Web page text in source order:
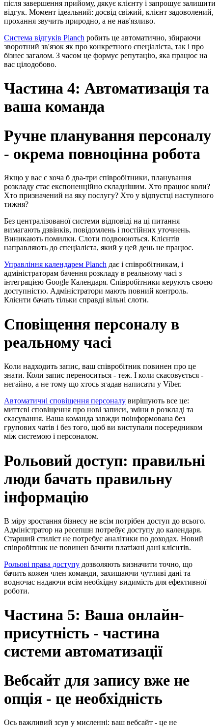
після завершення прийому, дякує клієнту і запрошує залишити
відгук. Момент ідеальний: досвід свіжий, клієнт задоволений,
прохання звучить природно, а не нав'язливо.
Система відгуків Planch робить це автоматично, збираючи
зворотний зв'язок як про конкретного спеціаліста, так і про
бізнес загалом. З часом це формує репутацію, яка працює на
вас цілодобово.
Частина 4: Автоматизація та
ваша команда
Ручне планування персоналу
- окрема повноцінна робота
Якщо у вас є хоча б два-три співробітники, планування
розкладу стає експоненційно складнішим. Хто працює коли?
Хто призначений на яку послугу? Хто у відпустці наступного
тижня?
Без централізованої системи відповіді на ці питання
вимагають дзвінків, повідомлень і постійних уточнень.
Виникають помилки. Слоти подвоюються. Клієнтів
направляють до спеціаліста, який у цей день не працює.
Управління календарем Planch дає і співробітникам, і
адміністраторам бачення розкладу в реальному часі з
інтеграцією Google Календаря. Співробітники керують своєю
доступністю. Адміністратори мають повний контроль.
Клієнти бачать тільки справді вільні слоти.
Сповіщення персоналу в
реальному часі
Коли надходить запис, ваш співробітник повинен про це
знати. Коли запис переноситься - теж. І коли скасовується -
негайно, а не тому що хтось згадав написати у Viber.
Автоматичні сповіщення персоналу вирішують все це:
миттєві сповіщення про нові записи, зміни в розкладі та
скасування. Ваша команда завжди поінформована без
групових чатів і без того, щоб ви виступали посередником
між системою і персоналом.
Рольовий доступ: правильні
люди бачать правильну
інформацію
В міру зростання бізнесу не всім потрібен доступ до всього.
Адміністратор на ресепшн потребує доступу до календаря.
Старший стиліст не потребує аналітики по доходах. Новий
співробітник не повинен бачити платіжні дані клієнтів.
Рольові права доступу дозволяють визначити точно, що
бачить кожен член команди, захищаючи чутливі дані та
водночас надаючи всім необхідну видимість для ефективної
роботи.
Частина 5: Ваша онлайн-
присутність - частина
системи автоматизації
Вебсайт для запису вже не
опція - це необхідність
Ось важливий зсув у мисленні: ваш вебсайт - це не